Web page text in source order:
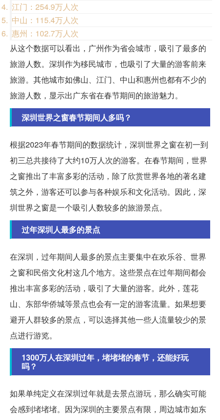
江门：254.9万人次
中山：115.4万人次
惠州：102.7万人次
从这个数据可以看出，广州作为省会城市，吸引了最多的
旅游人数。深圳作为移民城市，也吸引了大量的游客前来
旅游。其他城市如佛山、江门、中山和惠州也都有不少的
旅游人数，显示出广东省在春节期间的旅游魅力。
深圳世界之窗春节期间人多吗？
根据2023年春节期间的数据统计，深圳世界之窗在初一到
初三总共接待了大约10万人次的游客。在春节期间，世界
之窗推出了丰富多彩的活动，除了欣赏世界各地的著名建
筑之外，游客还可以参与各种娱乐和文化活动。因此，深
圳世界之窗是一个吸引人数较多的旅游景点。
过年深圳人最多的景点
在深圳，过年期间人最多的景点主要集中在欢乐谷、世界
之窗和民俗文化村这几个地方。这些景点在过年期间都会
推出丰富多彩的活动，吸引了大量的游客。此外，莲花
山、东部华侨城等景点也会有一定的游客流量。如果想要
避开人群较多的景点，可以选择其他一些人流量较少的景
点进行游览。
1300万人在深圳过年，堵堵堵的春节，还能好玩
吗？
如果单纯定义在深圳过年就是去景点游玩，那么确实可能
会感到堵堵堵。因为深圳的主要景点有限，周边城市如东